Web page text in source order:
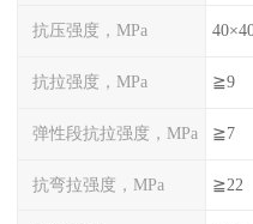
抗压强度，MPa
抗拉强度，MPa ≧9
弹性段抗拉强度，MPa ≧7
抗弯拉强度，MPa ≧22